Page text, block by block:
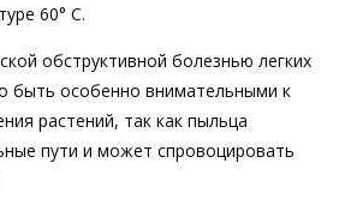
60° C.
обструктивной болезнью легких
быть особенно внимательными к
растений, так как пыльца
пути и может спровоцировать